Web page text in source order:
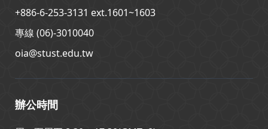
+886-6-253-3131 ext.1601~1603
專線 (06)-3010040
oia@stust.edu.tw
辦公時間